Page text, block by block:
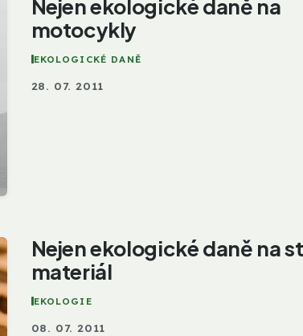
Nejen ekologické daně na
motocykly
EKOLOGICKÉ DANĚ
28. 07. 2011
Nejen ekologické daně na
materiál
EKOLOGIE
08. 07. 2011